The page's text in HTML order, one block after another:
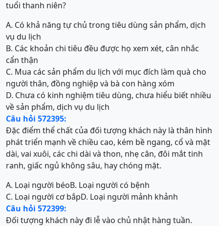
tuổi thanh niên?
A. Có khả năng tự chủ trong tiêu dùng sản phẩm, dịch
vụ du lịch
B. Các khoản chi tiêu đều được họ xem xét, cân nhắc
cẩn thận
C. Mua các sản phẩm du lịch với mục đích làm quà cho
người thân, đồng nghiệp và bà con hàng xóm
D. Chưa có kinh nghiệm tiêu dùng, chưa hiểu biết nhiều
về sản phẩm, dịch vụ du lịch
Câu hỏi 572395:
Đặc điểm thể chất của đối tượng khách này là thân hình
phát triển mạnh về chiều cao, kém bề ngang, cổ và mặt
dài, vai xuôi, các chi dài và thon, nhẹ cân, đôi mắt tinh
ranh, giấc ngủ không sâu, hay chóng mặt.
A. Loại người béoB. Loại người có bệnh
C. Loại người cơ bắpD. Loại người mảnh khảnh
Câu hỏi 572399:
Đối tượng khách này đi lễ vào chủ nhật hàng tuần.